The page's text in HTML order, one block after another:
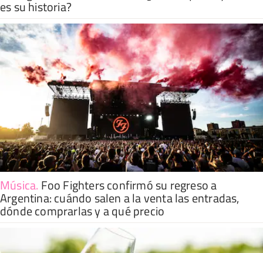
es su historia?
Música. Foo Fighters confirmó su regreso a
Argentina: cuándo salen a la venta las entradas,
dónde comprarlas y a qué precio